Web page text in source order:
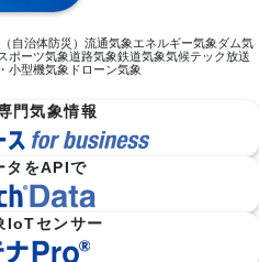
自治体防災） 流通気象エネルギー気象ダム気
ポーツ気象道路気象鉄道気象気候テック放送
小型機気象 ドローン気象
門気象情報
タをAPIで
IoTセンサー